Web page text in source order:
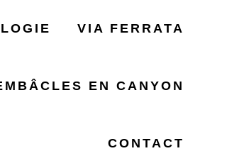
VIA FERRATA
EN CANYON
CONTACT